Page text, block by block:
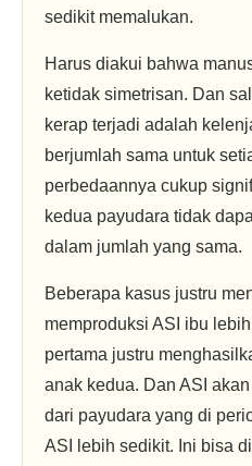
sedikit memalukan.
Harus diakui bahwa
ketidak simetrisan. Dan
kerap terjadi adalah
berjumlah sama untuk
perbedaannya cukup
kedua payudara tidak
dalam jumlah yang sama.
Beberapa kasus justru
memproduksi ASI ibu
pertama justru
anak kedua. Dan ASI
dari payudara yang di
ASI lebih sedikit. Ini bisa